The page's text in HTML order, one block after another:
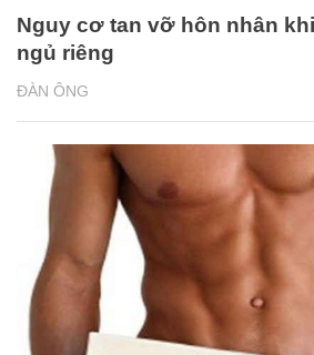
ĐÀN ÔNG
Nguy cơ tan vỡ hôn nhân
ngủ riêng